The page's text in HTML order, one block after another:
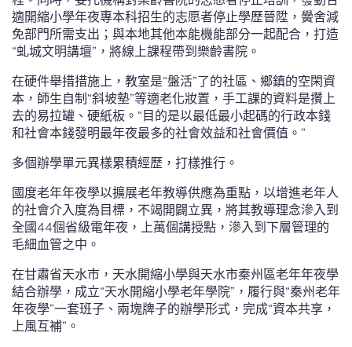
適開縮小學年夜專本科招生的志愿者停止學歷晉陞，黌舍減
免部門所需支出；與本地其他本能機能部分一起配合，打造
“虬城文明講壇”，將線上課程帶到樂齡書院。
在硬件舉措措施上，教室是“盤活”了的社區、鄉鎮的空閑資
本，師生自制“斜坡墊”等適老化妝置，手工課的資料是攢上
去的易拉罐、硬紙板。“目的是以最低最小起碼的行政本錢
和社會本錢發明最年夜最多的社會效益和社會價值。”
多個辦學單元異樣累積經歷，打樣推行。
國度老年年夜學以擴展老年教導供應為重點，以增進老年人
的社會介入度為目標，不竭開闢立異，將其教導理念滲入到
全國44個省級電年夜，上萬個講授點，滲入到下層管理的
毛細血管之中。
在甘肅省天水市，天水開縮小學與天水市秦州區老年年夜學
結合辦學，成立“天水開縮小學老年學院”，履行與“秦州老年
年夜學”一套班子、兩塊牌子的辦學形式，完成“資本共享，
上風互補”。